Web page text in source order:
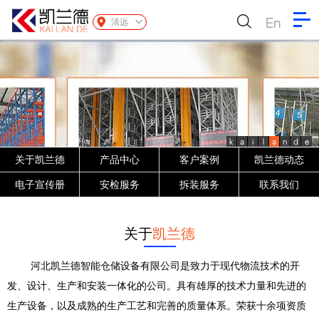
清远 En
k a i l a n d e
关于凯兰德 产品中心 客户案例 凯兰德动态
电子宣传册 安检服务 拆装服务 联系我们
关于凯兰德
河北凯兰德智能仓储设备有限公司是致力于现代物流技术的开
发、设计、生产和安装一体化的公司。具有雄厚的技术力量和先进的
生产设备，以及成熟的生产工艺和完善的质量体系。荣获十余项资质